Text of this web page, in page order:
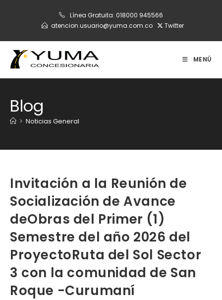
Línea Gratuita: 018000 945566
atencion.usuario@yuma.com.co
Twitter
MENÚ
Blog
> Noticias General
Invitación a la Reunión de
Socialización de Avance
deObras del Primer (1)
Semestre del año 2026 del
ProyectoRuta del Sol Sector
3 con la comunidad de San
Roque -Curumaní